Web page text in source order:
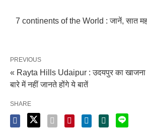
7 continents of the World : जानें, सात
PREVIOUS
« Rayta Hills Udaipur : उदयपुर का खाजना
बारे में नहीं जानते होंगे ये बातें
SHARE